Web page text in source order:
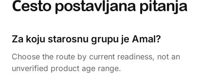
Često postavljana pitanja
Za koju starosnu grupu je Amal?
Choose the route by current readiness, not an
unverified product age range.